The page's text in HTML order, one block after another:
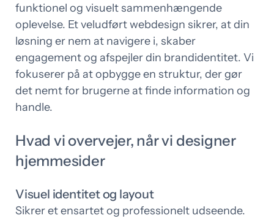
funktionel og visuelt sammenhængende
oplevelse. Et veludført webdesign sikrer, at din
løsning er nem at navigere i, skaber
engagement og afspejler din brandidentitet. Vi
fokuserer på at opbygge en struktur, der gør
det nemt for brugerne at finde information og
handle.
Hvad vi overvejer, når vi designer
hjemmesider
Visuel identitet og layout
Sikrer et ensartet og professionelt udseende.